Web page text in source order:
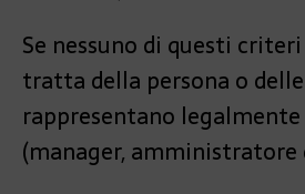
Se nessuno di questi
tratta della persona o
rappresentano legalmente
(manager, amministratore